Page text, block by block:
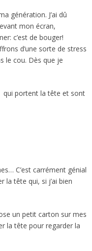
génération. J’ai dû
mon écran,
c’est de bouger!
d’une sorte de stress
le cou. Dès que je
qui portent la tête et sont
C’est carrément génial
la tête qui, si j’ai bien
un petit carton sur mes
la tête pour regarder la